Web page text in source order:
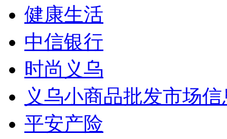
健康生活
中信银行
时尚义乌
义乌小商品批发市场
平安产险